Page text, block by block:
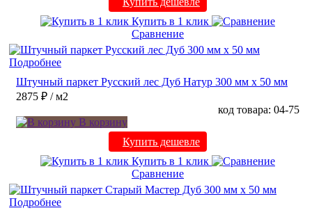
Купить в 1 клик
Сравнение
Подробнее
Штучный паркет Русский лес Дуб Натур 300 мм х 50 мм
2875 ₽ / м2
код товара: 04-75
В корзину
Купить дешевле
Купить в 1 клик
Сравнение
Подробнее